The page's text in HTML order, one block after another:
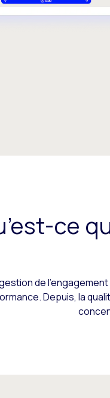
ce
de
Depuis, la